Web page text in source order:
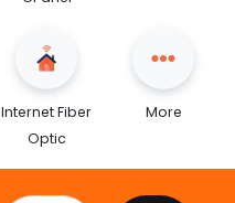
Internet Fiber
Optic
More